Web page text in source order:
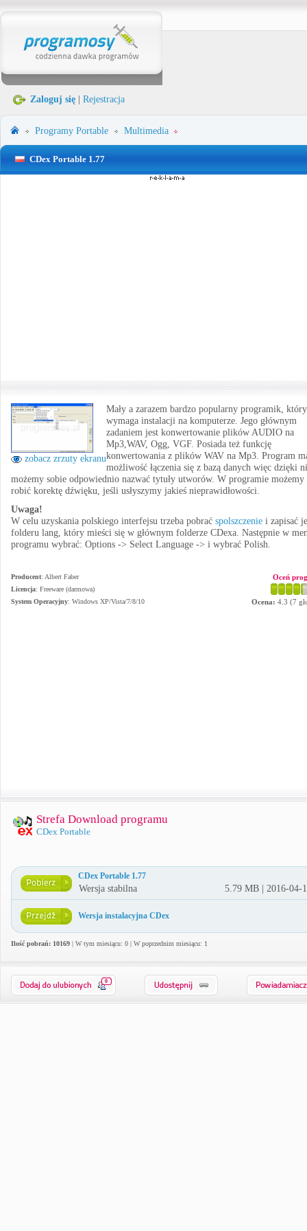
Zaloguj się Rejestracja
Programy Portable Multimedia
CDex Portable 1.77
zobacz zrzuty ekranu
Mały a zarazem bardzo popularny programik,
wymaga instalacji na komputerze. Jego głównym
zadaniem jest konwertowanie plików AUDIO na
Mp3,WAV, Ogg, VGF. Posiada też funkcję
konwertowania z plików WAV na Mp3. Program
możliwość łączenia się z bazą danych więc dzięki
możemy sobie odpowiednio nazwać tytuły utworów. W programie możemy
robić korektę dźwięku, jeśli usłyszymy jakieś nieprawidłowości.
Uwaga!
W celu uzyskania polskiego interfejsu trzeba pobrać spolszczenie i zapisać
folderu lang, który mieści się w głównym folderze CDexa. Następnie w
programu wybrać: Options -> Select Language -> i wybrać Polish.
Producent: Albert Faber
Licencja: Freeware (darmowa)
System Operacyjny: Windows XP/Vista/7/8/10
Oceń
Ocena: 4.3 (7
Strefa Download programu
CDex Portable
CDex Portable 1.77
Wersja stabilna 5.79 MB | 2016-04-
Wersja instalacyjna CDex
Ilość pobrań: 10169 | W tym miesiącu: 0 | W poprzednim miesiącu: 1
0